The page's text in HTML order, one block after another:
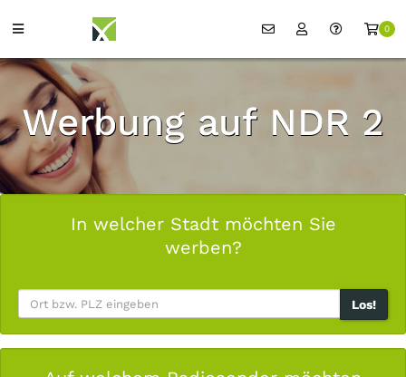
0
Werbung auf NDR 2
In welcher Stadt möchten Sie
werben?
Los!